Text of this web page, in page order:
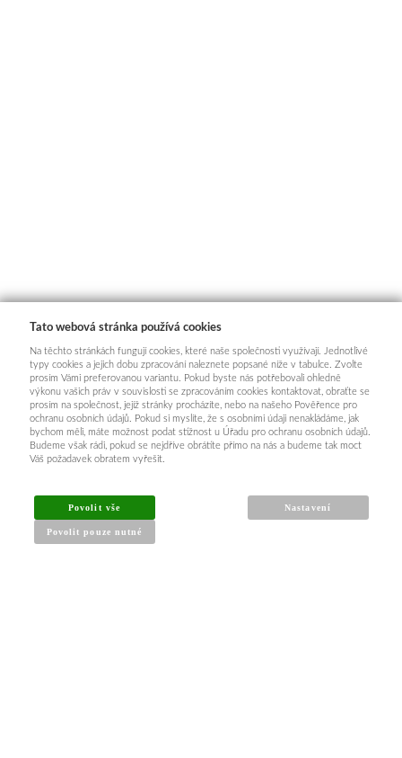
Tato webová stránka používá cookies
Na těchto stránkách fungují cookies, které naše společnosti využívají. Jednotlivé
typy cookies a jejich dobu zpracování naleznete popsané níže v tabulce. Zvolte
prosím Vámi preferovanou variantu. Pokud byste nás potřebovali ohledně
výkonu vašich práv v souvislosti se zpracováním cookies kontaktovat, obraťte se
prosím na společnost, jejíž stránky procházíte, nebo na našeho Pověřence pro
ochranu osobních údajů. Pokud si myslíte, že s osobními údaji nenakládáme, jak
bychom měli, máte možnost podat stížnost u Úřadu pro ochranu osobních údajů.
Budeme však rádi, pokud se nejdříve obrátíte přímo na nás a budeme tak moct
Váš požadavek obratem vyřešit.
Povolit vše
Povolit pouze nutné
Nastavení